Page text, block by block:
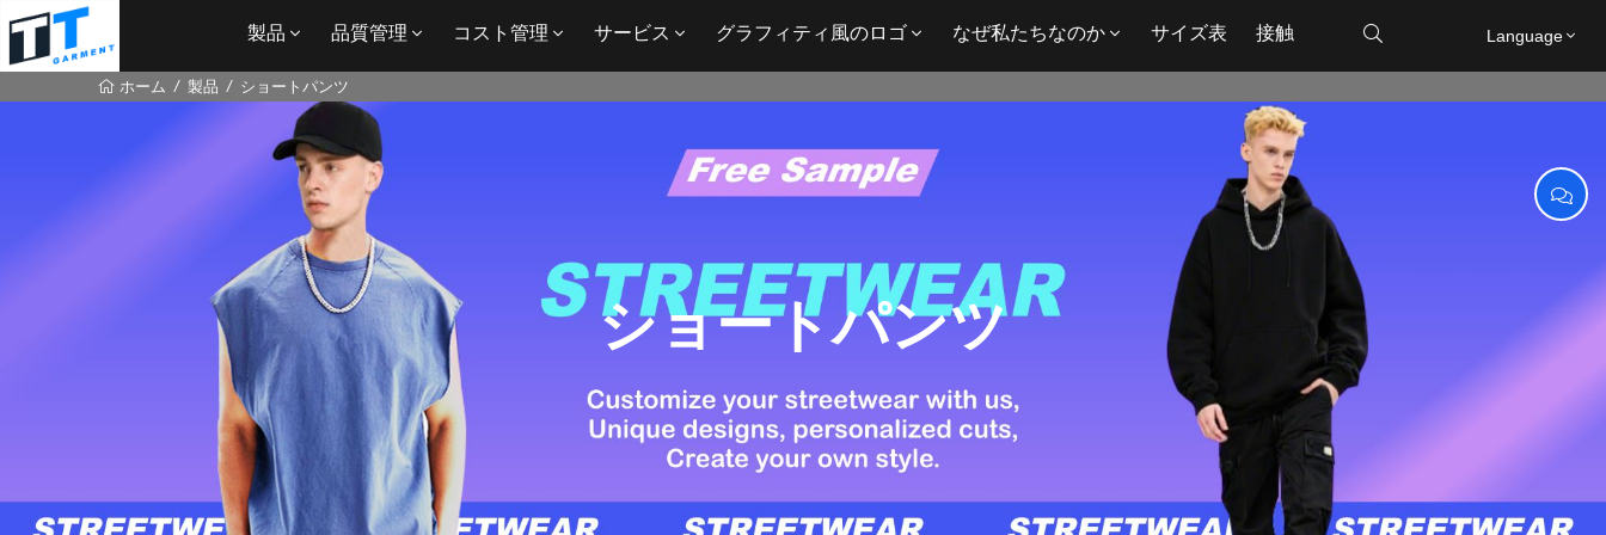
製品 品質管理 コスト管理 サービス グラフィティ風のロゴ なぜ私たちなのか サイズ表 接触  Language
ホーム 製品 ショートパンツ
ショートパンツ